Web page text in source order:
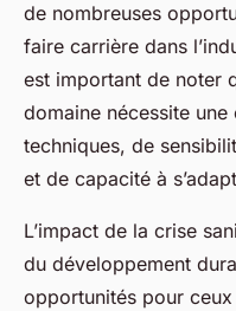
de nombreuses
faire carrière dans
est important de noter
domaine nécessite
techniques, de
et de capacité à
L’impact de la crise
du développement
opportunités pour